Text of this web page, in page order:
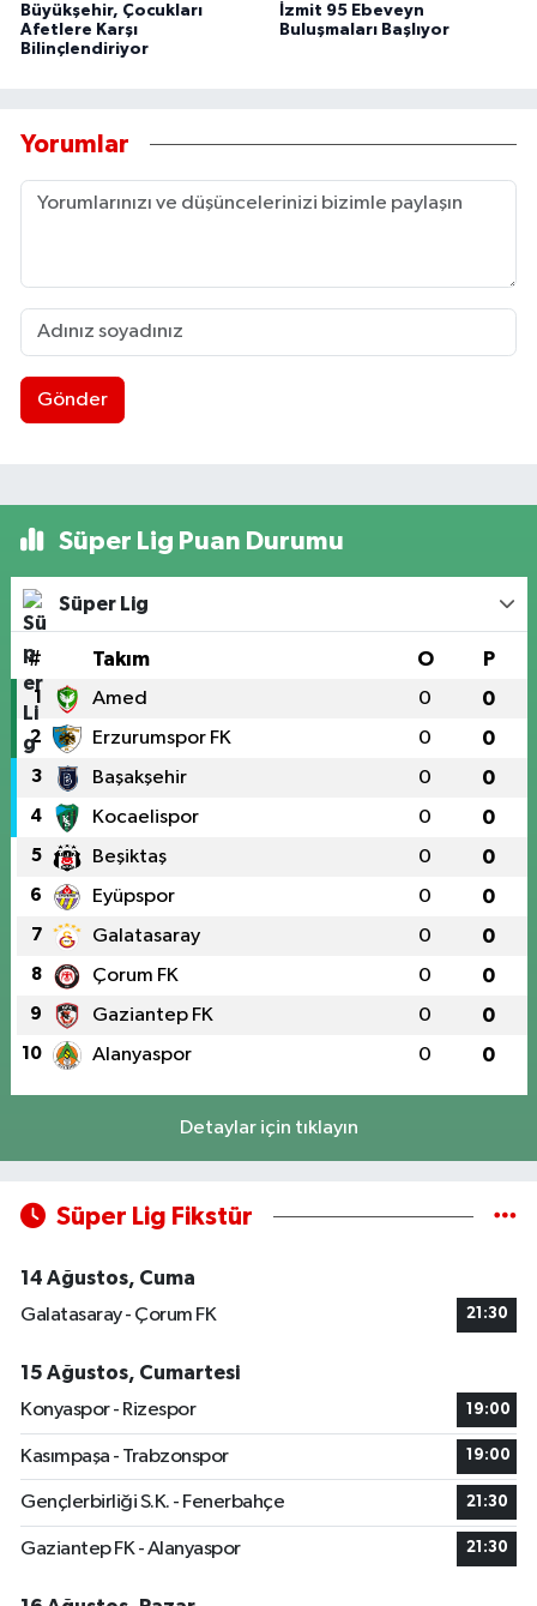
Büyükşehir, Çocukları
Afetlere Karşı
Bilinçlendiriyor
İzmit 95 Ebeveyn
Buluşmaları Başlıyor
Yorumlar
Gönder
Süper Lig Puan Durumu
Süper Lig
# Takım O P
1 Amed 0 0
2 Erzurumspor FK 0 0
3 Başakşehir 0 0
4 Kocaelispor 0 0
5 Beşiktaş 0 0
6 Eyüpspor 0 0
7 Galatasaray 0 0
8 Çorum FK 0 0
9 Gaziantep FK 0 0
10 Alanyaspor 0 0
Detaylar için tıklayın
Süper Lig Fikstür
14 Ağustos, Cuma
Galatasaray - Çorum FK
21:30
15 Ağustos, Cumartesi
Konyaspor - Rizespor
19:00
Kasımpaşa - Trabzonspor 19:00
Gençlerbirliği S.K. - Fenerbahçe 21:30
Gaziantep FK - Alanyaspor 21:30